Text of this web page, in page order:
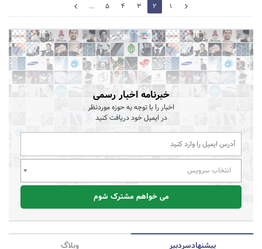
1
1
2
3
4
5
...
3
خبرنامه اخبار رسمی
اخبار را با توجه به حوزه موردنظر
در ایمیل خود دریافت کنید
انتخاب سرویس
می خواهم مشترک شوم
پیشنهاد‌سردبیر
وبلاگ